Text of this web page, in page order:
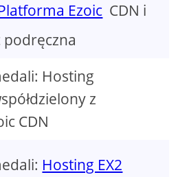
Ezoic CDN i
podręczna
Hosting
z
CDN
Hosting EX2